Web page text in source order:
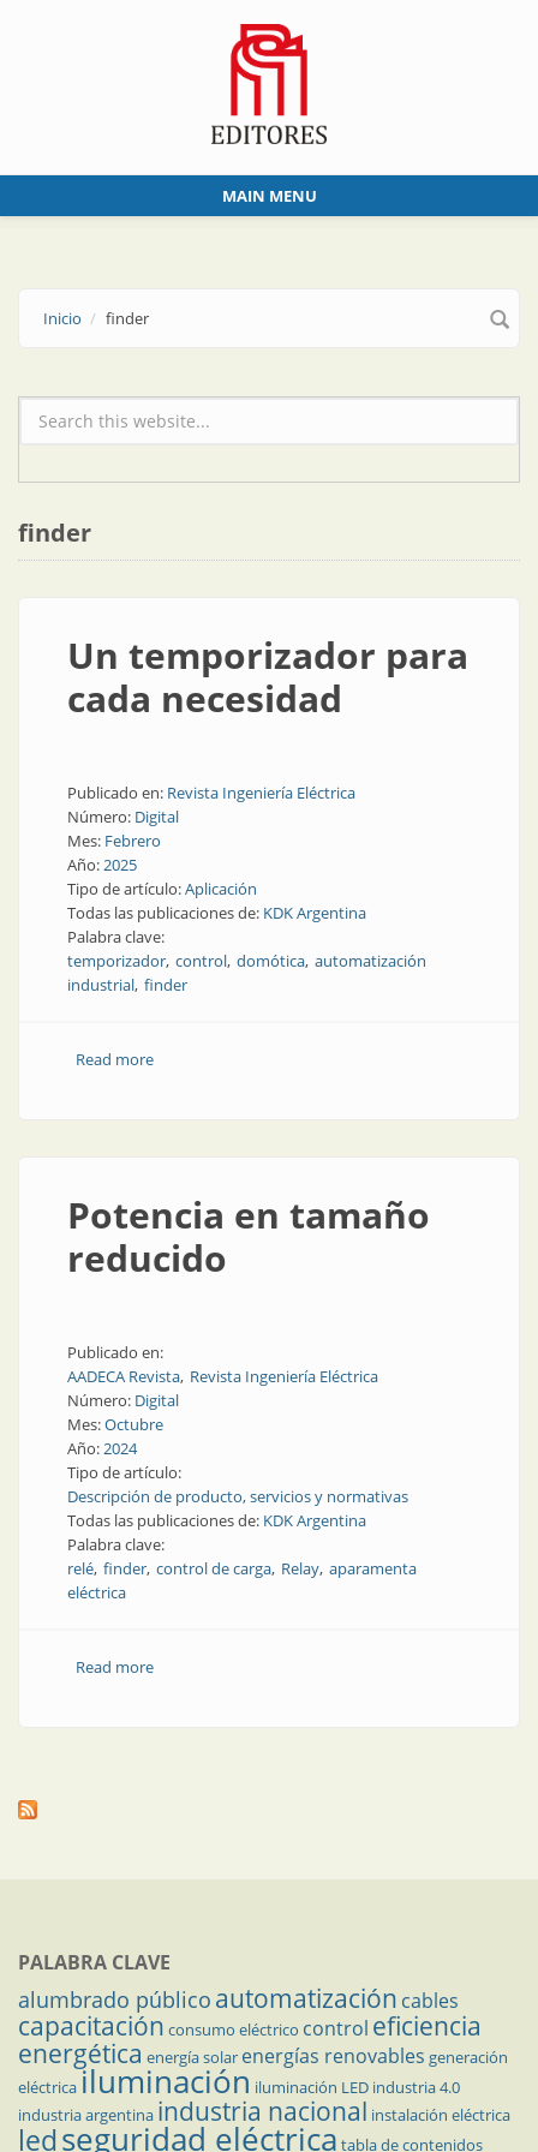
MAIN MENU
Inicio finder
Formulario de búsqueda
finder
Un temporizador para
cada necesidad
Publicado en: Revista Ingeniería Eléctrica
Número: Digital
Mes: Febrero
Año:2025
Tipo de artículo:Aplicación
Todas las publicaciones de: KDK Argentina
Palabra clave:
temporizador control domótica automatización
industrial finder
Read moreabout Un temporizador para cada necesidad
Potencia en tamaño
reducido
Publicado en:
AADECA Revista Revista Ingeniería Eléctrica
Número: Digital
Mes:Octubre
Año:2024
Tipo de artículo:
Descripción de producto, servicios y normativas
Todas las publicaciones de: KDK Argentina
Palabra clave:
relé finder control de carga Relay aparamenta
eléctrica
Read moreabout Potencia en tamaño reducido
PALABRA CLAVE
alumbrado público automatización cables
capacitación consumo eléctrico control eficiencia
energética energía solar energías renovables generación
eléctricailuminación iluminación LED industria 4.0
industria argentina industria nacional instalación eléctrica
ledseguridad eléctrica tabla de contenidos